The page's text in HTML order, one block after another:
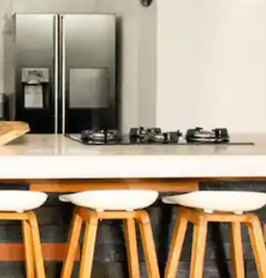
cima e para baixo do teclado ou tocando e